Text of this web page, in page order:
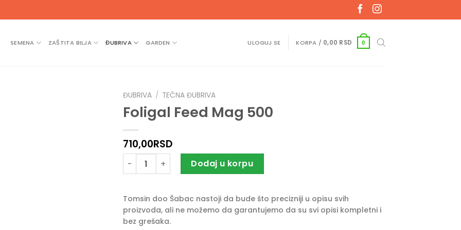
SEMENA ZAŠTITA BILJA ĐUBRIVA GARDEN ULOGUJ SE KORPA / 0,00 RSD 0
ĐUBRIVA / TEČNA ĐUBRIVA
Foligal Feed Mag 500
710,00RSD
Foligal Feed Mag 500 količina
Dodaj u korpu
Tomsin doo Šabac nastoji da bude što precizniji u opisu svih
proizvoda, ali ne možemo da garantujemo da su svi opisi kompletni i
bez grešaka.